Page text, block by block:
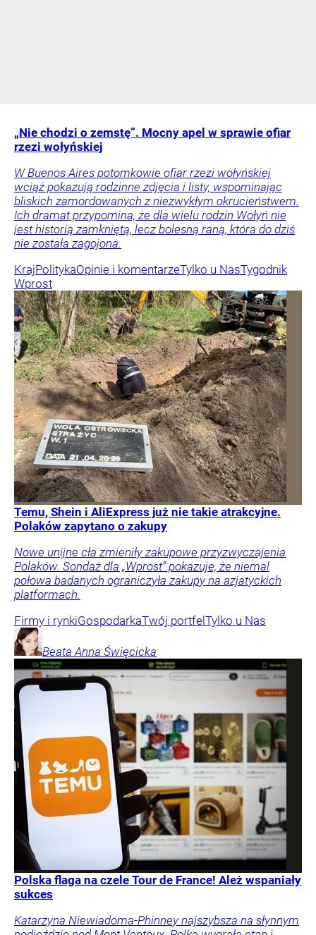
„Nie chodzi o zemstę”. Mocny apel w sprawie ofiar
rzezi wołyńskiej
W Buenos Aires potomkowie ofiar rzezi wołyńskiej
wciąż pokazują rodzinne zdjęcia i listy, wspominając
bliskich zamordowanych z niezwykłym okrucieństwem.
Ich dramat przypomina, że dla wielu rodzin Wołyń nie
jest historią zamkniętą, lecz bolesną raną, która do dziś
nie została zagojona.
KrajPolitykaOpinie i komentarzeTylko u NasTygodnik
Wprost
Temu, Shein i AliExpress już nie takie atrakcyjne.
Polaków zapytano o zakupy
Nowe unijne cła zmieniły zakupowe przyzwyczajenia
Polaków. Sondaż dla „Wprost” pokazuje, że niemal
połowa badanych ograniczyła zakupy na azjatyckich
platformach.
Firmy i rynkiGospodarkaTwój portfelTylko u Nas
Beata Anna Święcicka
Polska flaga na czele Tour de France! Ależ wspaniały
sukces
Katarzyna Niewiadoma-Phinney najszybsza na słynnym